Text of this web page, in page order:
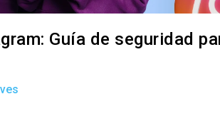
Guía de seguridad